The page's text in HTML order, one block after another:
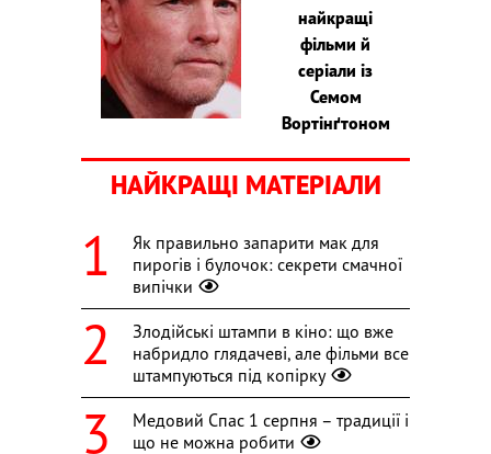
найкращі
фільми й
серіали із
Семом
Вортінґтоном
НАЙКРАЩІ МАТЕРІАЛИ
Як правильно запарити мак для
пирогів і булочок: секрети смачної
випічки
Злодійські штампи в кіно: що вже
набридло глядачеві, але фільми все
штампуються під копірку
Медовий Спас 1 серпня – традиції і
що не можна робити